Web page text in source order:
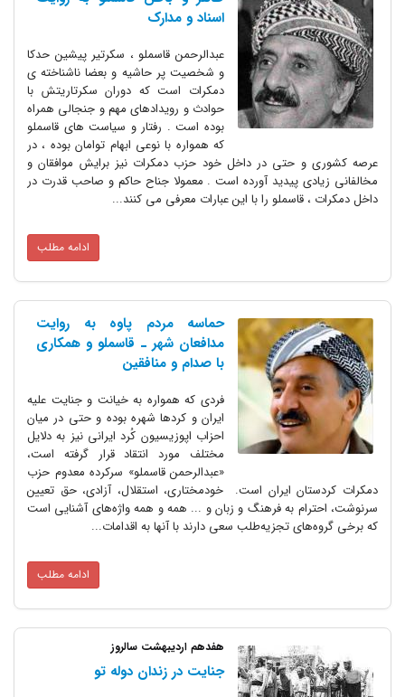
اسناد و مدارک
عبدالرحمن قاسملو ، سکرتیر پیشین حدکا
و شخصیت پر حاشیه و بعضا ناشناخته ی
دمکرات است که دوران سکرتاریتش با
حوادث و رویدادهای مهم و جنجالی همراه
بوده است . رفتار و سیاست های قاسملو
که همواره با نوعی ابهام توامان بوده ، در
حتی در داخل خود حزب دمکرات نیز برایش موافقان و
پیدید آورده است . معمولا جناح حاکم و صاحب قدرت در
قاسملو را با این عبارات معرفی می کنند...
حماسه مردم پاوه به روایت
مدافعان شهر ـ قاسملو و همکاری
با صدام و منافقین
فردی که همواره به خیانت و جنایت علیه
ایران و کردها شهره بوده و حتی در میان
احزاب اپوزیسیون کُرد ایرانی نیز به دلایل
مختلف مورد انتقاد قرار گرفته است،
«عبدالرحمن قاسملو» سرکرده معدوم حزب
ایران است. خودمختاری، استقلال، آزادی، حق تعیین
به فرهنگ و زبان و ... همه و همه واژه‌های آشنایی است
تجزیه‌طلب سعی دارند با آنها به اقدامات...
هفدهم اردیبهشت سالروز
جنایت در زندان دوله تو